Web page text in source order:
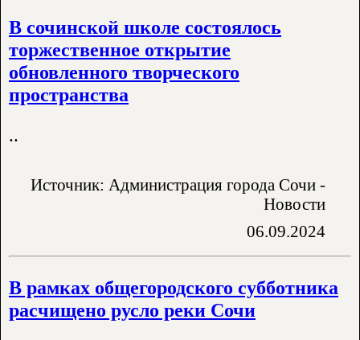
В сочинской школе состоялось
торжественное открытие
обновленного творческого
пространства
..
Источник: Администрация города Сочи -
Новости
06.09.2024
В рамках общегородского субботника
расчищено русло реки Сочи